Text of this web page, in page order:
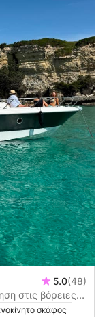
5.0(48)
στις βόρειες
σκάφος